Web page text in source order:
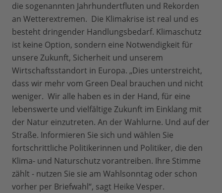
die sogenannten Jahrhundertfluten und Rekorden
an Wetterextremen. Die Klimakrise ist real und es
besteht dringender Handlungsbedarf. Klimaschutz
ist keine Option, sondern eine Notwendigkeit für
unsere Zukunft, Sicherheit und unserem
Wirtschaftsstandort in Europa. „Dies unterstreicht,
dass wir mehr vom Green Deal brauchen und nicht
weniger. Wir alle haben es in der Hand, für eine
lebenswerte und vielfältige Zukunft im Einklang mit
der Natur einzutreten. An der Wahlurne. Und auf der
Straße. Informieren Sie sich und wählen Sie
fortschrittliche Politikerinnen und Politiker, die den
Klima- und Naturschutz vorantreiben. Ihre Stimme
zählt - nutzen Sie sie am Wahlsonntag oder schon
vorher per Briefwahl“, sagt Heike Vesper.